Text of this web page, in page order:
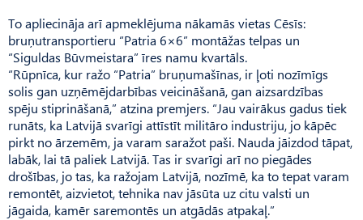
To apliecināja arī apmeklējuma nākamās vietas Cēsīs:
bruņutransportieru “Patria 6×6” montāžas telpas un
“Siguldas Būvmeistara” īres namu kvartāls.
“Rūpnīca, kur ražo “Patria” bruņumašīnas, ir ļoti nozīmīgs
solis gan uzņēmējdarbības veicināšanā, gan aizsardzības
spēju stiprināšanā,” atzina premjers. “Jau vairākus gadus tiek
runāts, ka Latvijā svarīgi attīstīt militāro industriju, jo kāpēc
pirkt no ārzemēm, ja varam saražot paši. Nauda jāizdod tāpat,
labāk, lai tā paliek Latvijā. Tas ir svarīgi arī no piegādes
drošības, jo tas, ka ražojam Latvijā, nozīmē, ka to tepat varam
remontēt, aizvietot, tehnika nav jāsūta uz citu valsti un
jāgaida, kamēr saremontēs un atgādās atpakaļ.”